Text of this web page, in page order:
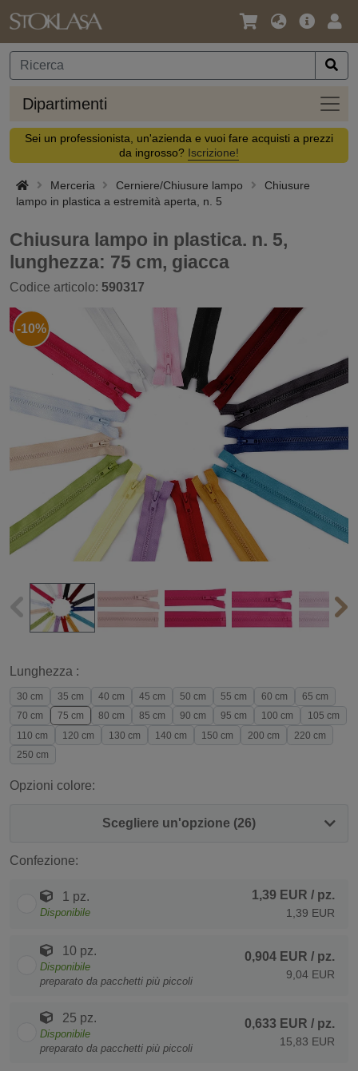
Lingua
Valuta
Offerta
Dipartimenti
Sei un professionista, un'azienda e vuoi fare acquisti a prezzi
da ingrosso? Iscrizione!
Merceria Cerniere/Chiusure lampo
Chiusure
lampo in plastica a estremità aperta, n. 5
Chiusura lampo in plastica. n. 5,
lunghezza: 75 cm, giacca
Codice articolo: 590317
-10%
Lunghezza :
30 cm 35 cm 40 cm 45 cm 50 cm 55 cm 60 cm
65 cm
70 cm
75 cm 80 cm 85 cm 90 cm 95 cm 100 cm
105 cm
110 cm
120 cm 130 cm 140 cm 150 cm 200 cm
220 cm
250 cm
Opzioni colore:
Scegliere un'opzione (26)
Confezione:
1 pz.
Disponibile
1,39 EUR / pz.
1,39 EUR
10 pz.
Disponibile
preparato da pacchetti più piccoli
0,904 EUR / pz.
9,04 EUR
25 pz.
Disponibile
preparato da pacchetti più piccoli
0,633 EUR / pz.
15,83 EUR